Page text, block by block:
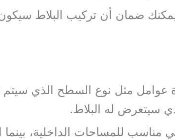
يمكنك ضمان أن تركيب البلاط
عوامل مثل نوع السطح الذي سيتم
سيتعرض له البلاط.
مناسب للمساحات الداخلية، بينما